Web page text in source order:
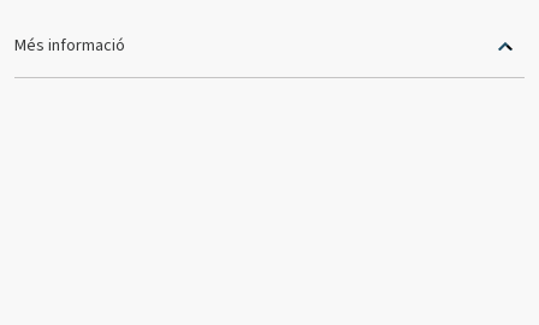
Més informació